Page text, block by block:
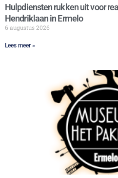
Hulpdiensten rukken uit voor
Hendriklaan in Ermelo
6 augustus 2026
Lees meer »